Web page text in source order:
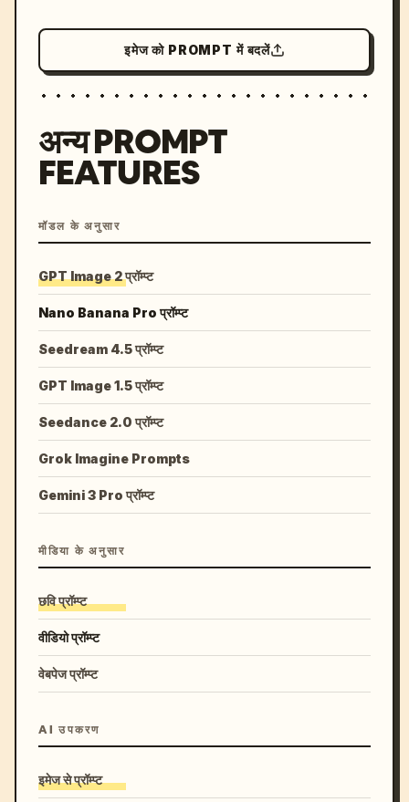
इमेज को PROMPT में बदलें
अन्य PROMPT
FEATURES
मॉडल के अनुसार
GPT Image 2 प्रॉम्प्ट
Nano Banana Pro प्रॉम्प्ट
Seedream 4.5 प्रॉम्प्ट
GPT Image 1.5 प्रॉम्प्ट
Seedance 2.0 प्रॉम्प्ट
Grok Imagine Prompts
Gemini 3 Pro प्रॉम्प्ट
मीडिया के अनुसार
छवि प्रॉम्प्ट
वीडियो प्रॉम्प्ट
वेबपेज प्रॉम्प्ट
AI उपकरण
इमेज से प्रॉम्प्ट